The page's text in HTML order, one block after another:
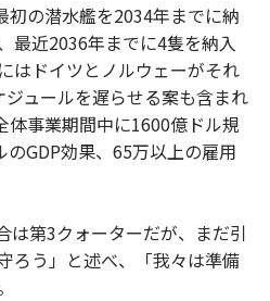
初の潜水艦を2034年までに納
最近2036年までに4隻を納入
はドイツとノルウェーがそれ
ュールを遅らせる案も含まれ
体事業期間中に1600億ドル規
GDP効果、65万以上の雇用
は第3クォーターだが、まだ引
ろう」と述べ、「我々は準備